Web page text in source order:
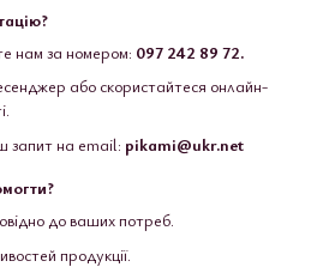
нам за номером: 097 242 89 72.
або скористайтеся онлайн-
запит на email: pikami@ukr.net
до ваших потреб.
продукції.